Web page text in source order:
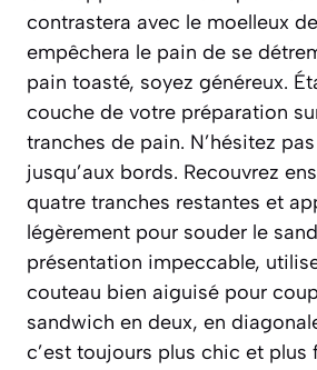
contrastera avec le moelleux
empêchera le pain de se
pain toasté, soyez généreux.
couche de votre préparation
tranches de pain. N’hésitez
jusqu’aux bords. Recouvrez
quatre tranches restantes et
légèrement pour souder le
présentation impeccable,
couteau bien aiguisé pour
sandwich en deux, en
c’est toujours plus chic et plus